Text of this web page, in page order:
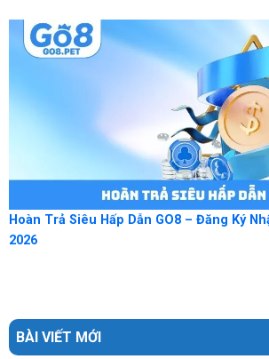
Hoàn Trả Siêu Hấp Dẫn GO8 – Đăng Ký
2026
BÀI VIẾT MỚI